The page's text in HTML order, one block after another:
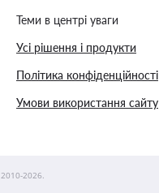
Теми в центрі уваги
Усі рішення і продукти
Політика конфіденційності
Умови використання сайту
2026.